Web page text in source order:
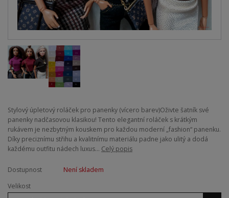
​Stylový úpletový roláček pro panenky (vícero barev) ​Oživte šatník své
panenky nadčasovou klasikou! Tento elegantní roláček s krátkým
rukávem je nezbytným kouskem pro každou moderní „fashion“ panenku.
Díky preciznímu střihu a kvalitnímu materiálu padne jako ulitý a dodá
každému outfitu nádech luxus... Celý popis
Dostupnost
Není skladem
Velikost